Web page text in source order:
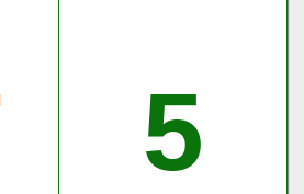
5